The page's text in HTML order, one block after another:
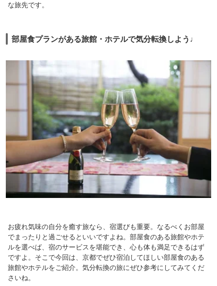
な旅先です。
部屋食プランがある旅館・ホテルで気分転換しよう♩
お疲れ気味の自分を癒す旅なら、宿選びも重要。なるべくお部屋
でまったりと過ごせるといいですよね。部屋食のある旅館やホテ
ルを選べば、宿のサービスを堪能でき、心も体も満足できるはず
ですよ。そこで今回は、京都でぜひ宿泊してほしい部屋食のある
旅館やホテルをご紹介。気分転換の旅にぜひ参考にしてみてくだ
さいね。